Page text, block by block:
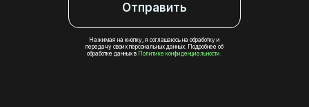
Отправить
Нажимая на кнопку, я соглашаюсь на обработку и
передачу своих персональных данных. Подробнее об
обработке данных в Политике конфиденциальности.